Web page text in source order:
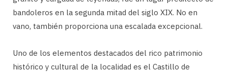
bandoleros en la segunda mitad del siglo XIX. No en
vano, también proporciona una escalada excepcional.
Uno de los elementos destacados del rico patrimonio
histórico y cultural de la localidad es el Castillo de